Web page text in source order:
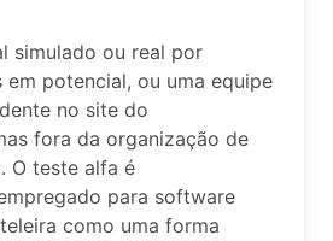
simulado ou real por
em potencial, ou uma equipe
no site do
fora da organização de
O teste alfa é
para software
como uma forma